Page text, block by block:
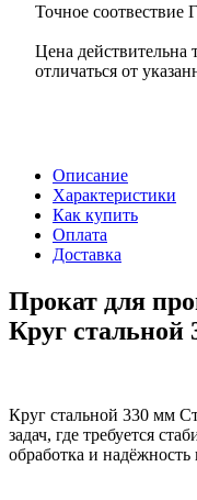
Точное соотвествие
Цена действительна
отличаться от
Описание
Характеристики
Как купить
Оплата
Доставка
Прокат для
Круг
Круг стальной 330 мм
задач, где требуется
обработка и надёжность